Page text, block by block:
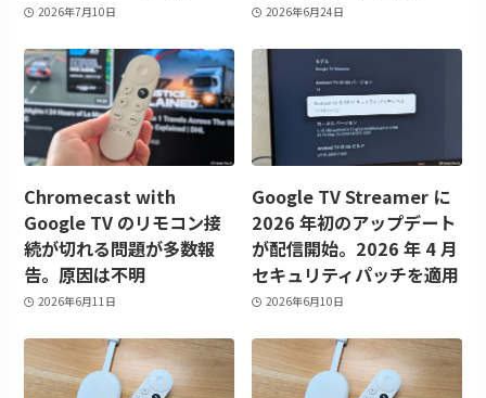
2026年7月10日 2026年6月24日
Chromecast with
Google TV のリモコン接
続が切れる問題が多数報
告。原因は不明
2026年6月11日
Google TV Streamer に
2026 年初のアップデート
が配信開始。2026 年 4 月
セキュリティパッチを適用
2026年6月10日